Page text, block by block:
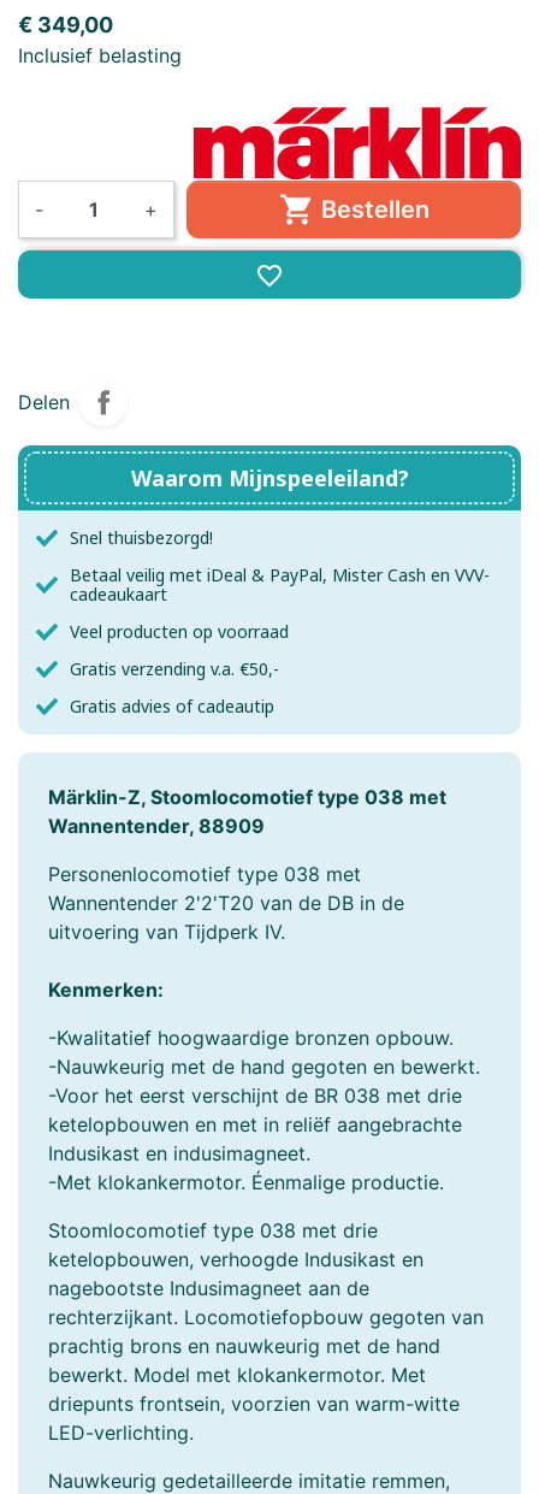
€ 349,00
Inclusief belasting
- +  Bestellen
favorite_border
Delen
Waarom Mijnspeeleiland?
Snel thuisbezorgd!
Betaal veilig met iDeal & PayPal, Mister Cash en VVV-
cadeaukaart
Veel producten op voorraad
Gratis verzending v.a. €50,-
Gratis advies of cadeautip
Märklin-Z, Stoomlocomotief type 038 met
Wannentender, 88909
Personenlocomotief type 038 met
Wannentender 2'2'T20 van de DB in de
uitvoering van Tijdperk IV.
Kenmerken:
-Kwalitatief hoogwaardige bronzen opbouw.
-Nauwkeurig met de hand gegoten en bewerkt.
-Voor het eerst verschijnt de BR 038 met drie
ketelopbouwen en met in reliëf aangebrachte
Indusikast en indusimagneet.
-Met klokankermotor. Éenmalige productie.
Stoomlocomotief type 038 met drie
ketelopbouwen, verhoogde Indusikast en
nagebootste Indusimagneet aan de
rechterzijkant. Locomotiefopbouw gegoten van
prachtig brons en nauwkeurig met de hand
bewerkt. Model met klokankermotor. Met
driepunts frontsein, voorzien van warm-witte
LED-verlichting.
Nauwkeurig gedetailleerde imitatie remmen,